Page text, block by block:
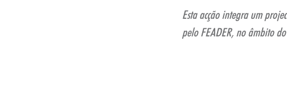
Esta acção integra um
pelo FEADER, no âmbito